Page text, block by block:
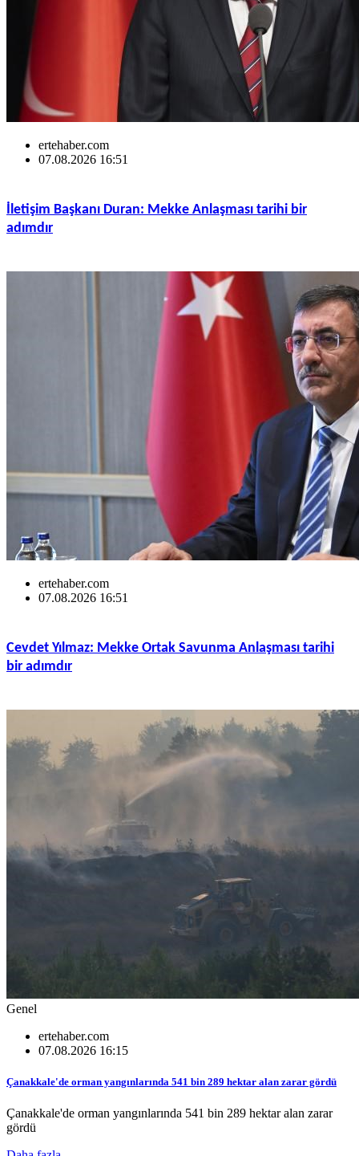
ertehaber.com
07.08.2026 16:51
İletişim Başkanı Duran: Mekke Anlaşması tarihi bir
adımdır
ertehaber.com
07.08.2026 16:51
Cevdet Yılmaz: Mekke Ortak Savunma Anlaşması tarihi
bir adımdır
Genel
ertehaber.com
07.08.2026 16:15
Çanakkale'de orman yangınlarında 541 bin 289 hektar alan zarar gördü
Çanakkale'de orman yangınlarında 541 bin 289 hektar alan zarar
gördü